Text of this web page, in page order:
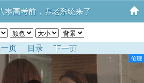
零高考前，养老系统来了
一页 目录 下一页